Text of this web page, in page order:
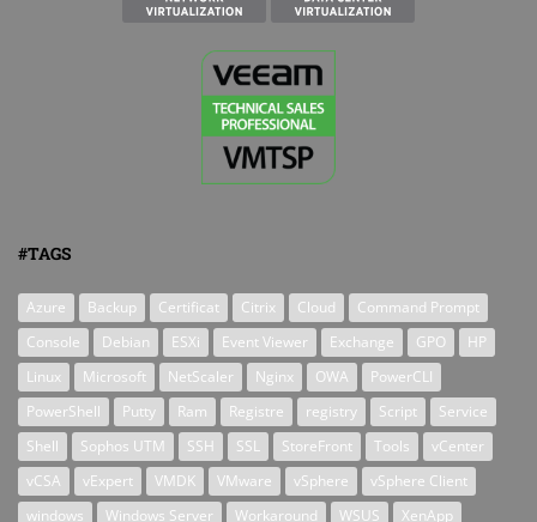
#TAGS
Azure Backup Certificat Citrix Cloud
Command Prompt
Console
Debian ESXi Event Viewer Exchange GPO
HP
Linux
Microsoft NetScaler Nginx OWA
PowerCLI
PowerShell
Putty Ram Registre registry Script
Service
Shell
Sophos UTM SSH SSL StoreFront Tools
vCenter
vCSA
vExpert VMDK VMware vSphere
vSphere Client
windows
Windows Server Workaround WSUS XenApp